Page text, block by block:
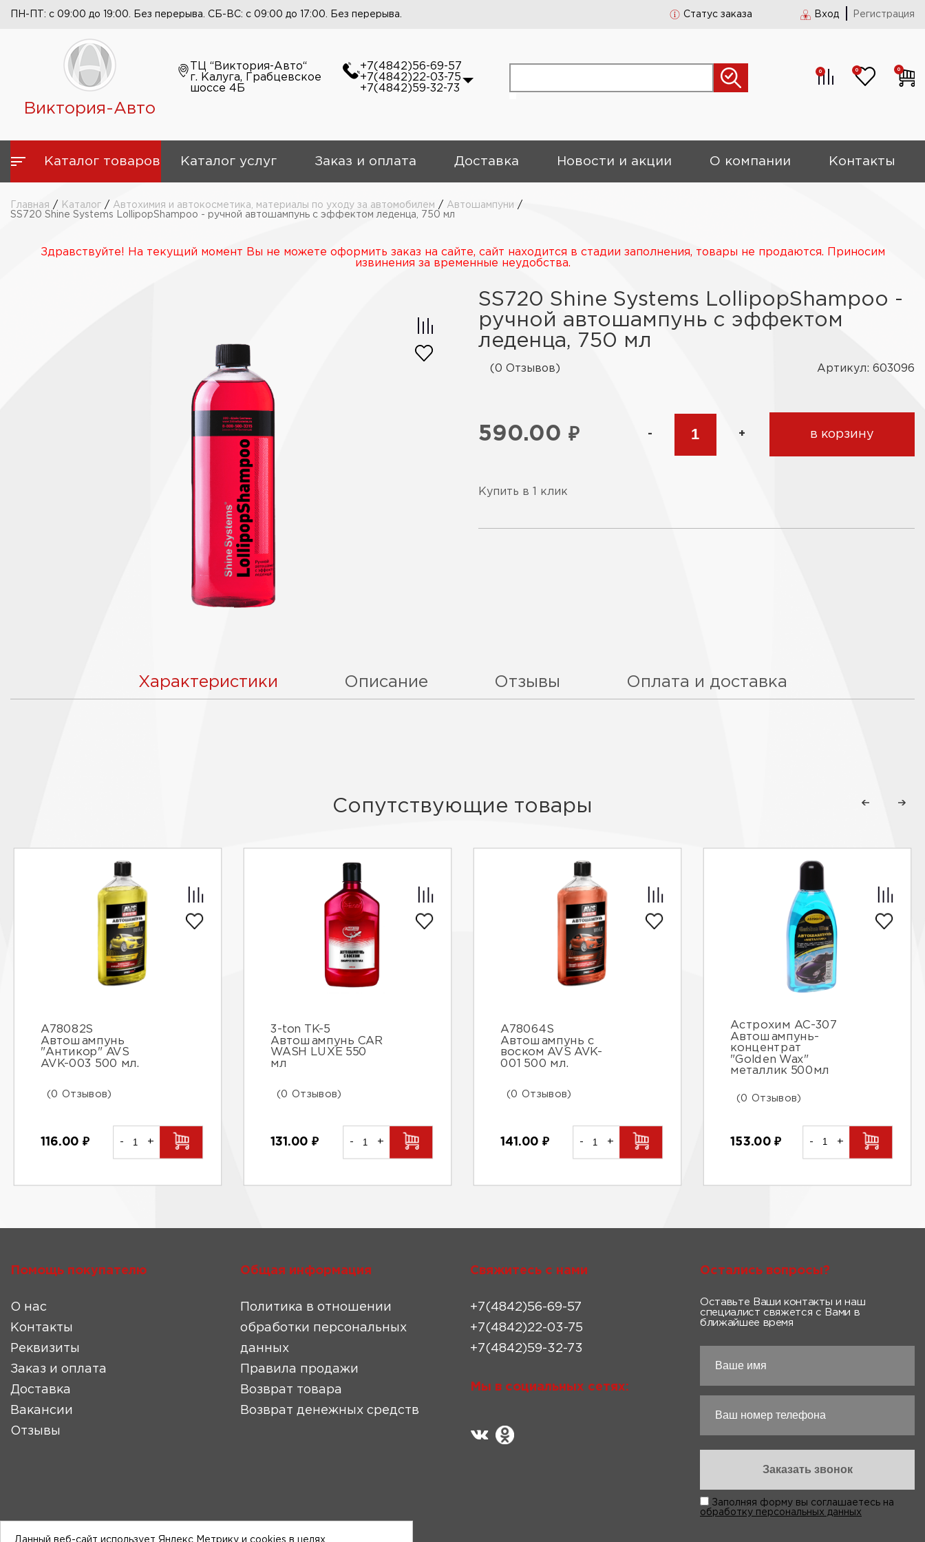
ПН-ПТ: с 09:00 до 19:00. Без перерыва. СБ-ВС: с 09:00 до 17:00. Без перерыва. Статус заказа Вход Регистрация
Виктория-Авто
ТЦ “Виктория-Авто“
г. Калуга, Грабцевское
шоссе 4Б
+7(4842)56-69-57
+7(4842)22-03-75
+7(4842)59-32-73
0 0 0
Каталог товаров Каталог услуг Заказ и оплата Доставка Новости и акции О компании Контакты
Главная / Каталог / Автохимия и автокосметика, материалы по уходу за автомобилем / Автошампуни /
SS720 Shine Systems LollipopShampoo - ручной автошампунь с эффектом леденца, 750 мл
Здравствуйте! На текущий момент Вы не можете оформить заказ на сайте, сайт находится в стадии заполнения, товары не продаются. Приносим
извинения за временные неудобства.
SS720 Shine Systems LollipopShampoo -
ручной автошампунь с эффектом
леденца, 750 мл
(0 Отзывов) Артикул: 603096
590.00 ₽ - + в корзину
Купить в 1 клик
Характеристики Описание Отзывы Оплата и доставка
Сопутствующие товары
A78082S
Автошампунь
"Антикор" AVS
AVK-003 500 мл.
(0 Отзывов)
116.00 ₽ - +
3-ton TK-5
Автошампунь CAR
WASH LUXE 550
мл
(0 Отзывов)
131.00 ₽ - +
A78064S
Автошампунь с
воском AVS AVK-
001 500 мл.
(0 Отзывов)
141.00 ₽ - +
Астрохим АС-307
Автошампунь-
концентрат
"Golden Wax"
металлик 500мл
(0 Отзывов)
153.00₽ - +
Помощь покупателю
О нас
Контакты
Реквизиты
Заказ и оплата
Доставка
Вакансии
Отзывы
Общая информация
Политика в отношении
обработки персональных
данных
Правила продажи
Возврат товара
Возврат денежных средств
Свяжитесь с нами
+7(4842)56-69-57
+7(4842)22-03-75
+7(4842)59-32-73
Мы в социальных сетях:
Остались вопросы?
Оставьте Ваши контакты и наш
специалист свяжется с Вами в
ближайшее время
Заполняя форму вы соглашаетесь на
обработку персональных данных
Данный веб-сайт использует Яндекс Метрику и cookies в целях